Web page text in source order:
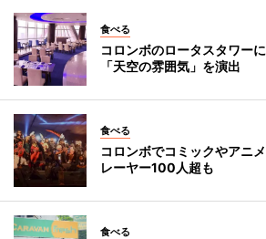
食べる
コロンボのロータスタワー
「天空の雰囲気」を演出
食べる
コロンボでコミックやアニ
レーヤー100人超も
食べる